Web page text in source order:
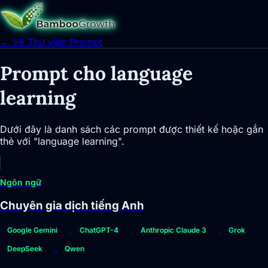
← Về Thư viện Prompt
Prompt cho language
learning
Dưới đây là danh sách các prompt được thiết kế hoặc gắn
thẻ với "language learning".
Ngôn ngữ
Chuyên gia dịch tiếng Anh
Google Gemini ChatGPT-4 Anthropic Claude 3 Grok
DeepSeek Qwen